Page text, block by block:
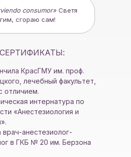
КрасГМУ им. проф.
лечебный факультет,
отличием.
интернатура по
«Анестезиология и
анестезиолог-
в ГКБ № 20 им. Берзона
consumor» Светя
сгораю сам!